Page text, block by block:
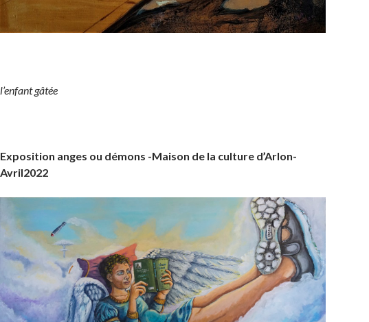
l’enfant gâtée
Exposition anges ou démons -Maison de la culture d’Arlon-
Avril2022